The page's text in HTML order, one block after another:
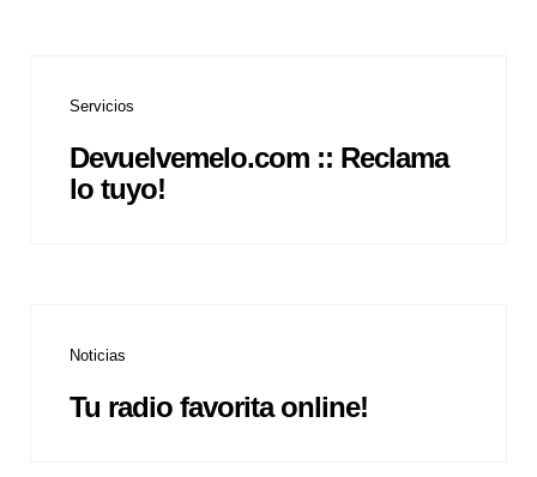
Servicios
Devuelvemelo.com :: Reclama
lo tuyo!
Noticias
Tu radio favorita online!